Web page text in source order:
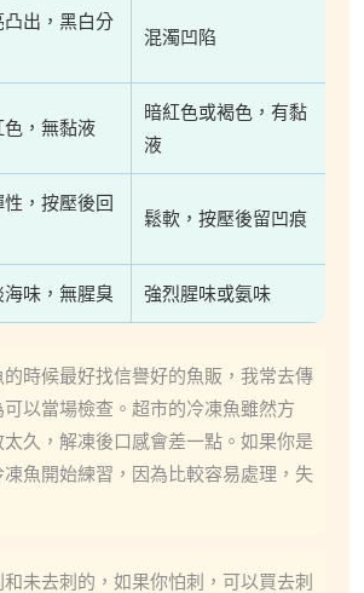
凸出，黑白分
混濁凹陷
色，無黏液
暗紅色或褐色，有黏
液
性，按壓後回
鬆軟，按壓後留凹痕
海味，無腥臭 強烈腥味或氨味
的時候最好找信譽好的魚販，我常去傳
以當場檢查。超市的冷凍魚雖然方
久，解凍後口感會差一點。如果你是
魚開始練習，因為比較容易處理，失
未去刺的，如果你怕刺，可以買去刺